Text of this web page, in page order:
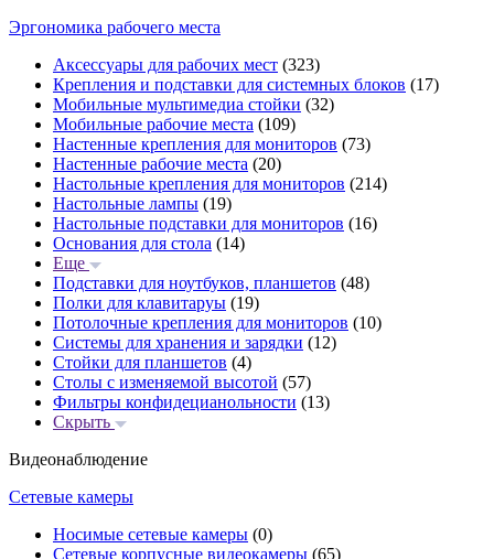
Эргономика рабочего места
Аксессуары для рабочих мест (323)
Крепления и подставки для системных блоков (17)
Мобильные мультимедиа стойки (32)
Мобильные рабочие места (109)
Настенные крепления для мониторов (73)
Настенные рабочие места (20)
Настольные крепления для мониторов (214)
Настольные лампы (19)
Настольные подставки для мониторов (16)
Основания для стола (14)
Еще
Подставки для ноутбуков, планшетов (48)
Полки для клавитаруы (19)
Потолочные крепления для мониторов (10)
Системы для хранения и зарядки (12)
Стойки для планшетов (4)
Столы с изменяемой высотой (57)
Фильтры конфидецианольности (13)
Скрыть
Видеонаблюдение
Сетевые камеры
Носимые сетевые камеры (0)
Сетевые корпусные видеокамеры (65)